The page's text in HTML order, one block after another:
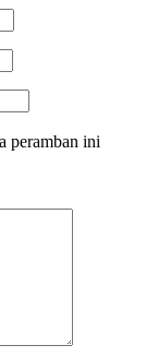
peramban ini